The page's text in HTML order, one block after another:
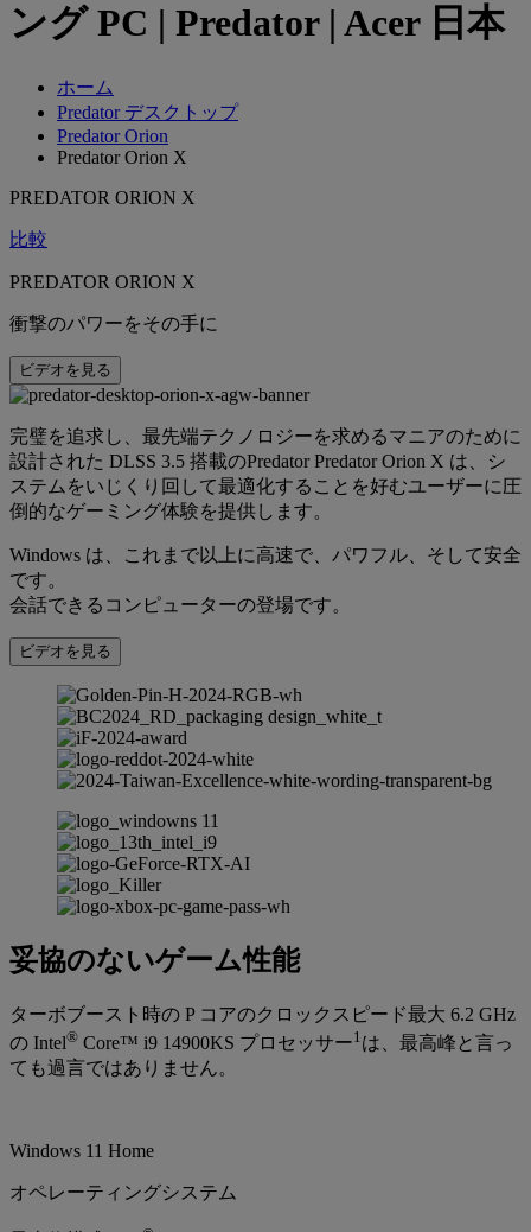
ング PC | Predator | Acer 日本
ホーム
Predator デスクトップ
Predator Orion
Predator Orion X
PREDATOR ORION X
比較
PREDATOR ORION X
衝撃のパワーをその手に
ビデオを見る
完璧を追求し、最先端テクノロジーを求めるマニアのために
設計された DLSS 3.5 搭載のPredator Predator Orion X は、シ
ステムをいじくり回して最適化することを好むユーザーに圧
倒的なゲーミング体験を提供します。
Windows は、これまで以上に高速で、パワフル、そして安全
です。
会話できるコンピューターの登場です。
ビデオを見る
妥協のないゲーム性能
ターボブースト時の P コアのクロックスピード最大 6.2 GHz
の Intel® Core™ i9 14900KS プロセッサー1 は、最高峰と言っ
ても過言ではありません。
Windows 11 Home
オペレーティングシステム